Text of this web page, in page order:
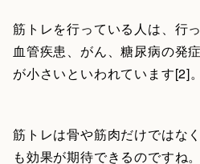
筋トレを行っている人は、行
血管疾患、がん、糖尿病の発
が小さいといわれています[2]。
筋トレは骨や筋肉だけではな
も効果が期待できるのですね。